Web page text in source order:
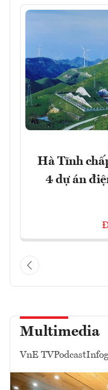
Hà Tĩnh
4 dự án
Multimedia
VnE TVPodcast